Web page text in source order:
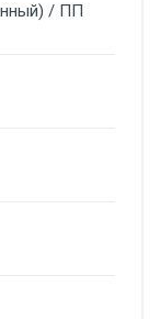
/ ПП